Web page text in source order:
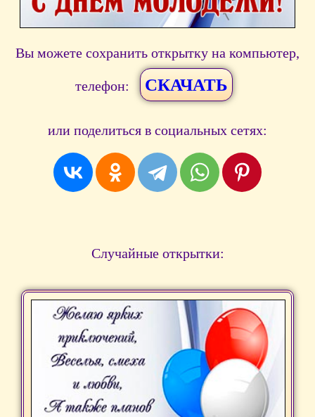
Вы можете сохранить открытку на компьютер,
телефон: СКАЧАТЬ
или поделиться в социальных сетях:
Случайные открытки: